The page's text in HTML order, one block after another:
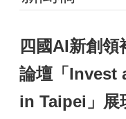
四國AI新創
論壇「Invest
in Taipei」展